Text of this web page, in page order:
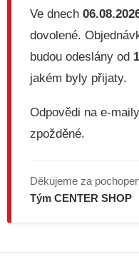
Ve dnech
dovolené.
budou odeslány od
jakém byly přijaty.
Odpovědi na e-
zpožděné.
Děkujeme za
Tým CENTER SHOP
Z